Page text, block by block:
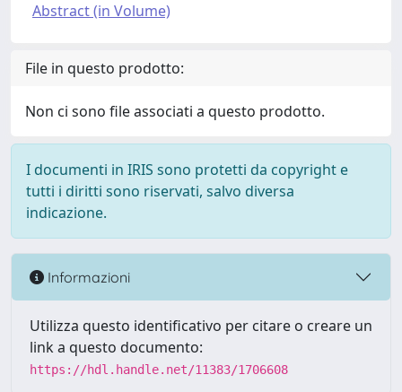
Abstract (in Volume)
File in questo prodotto:
Non ci sono file associati a questo prodotto.
I documenti in IRIS sono protetti da copyright e
tutti i diritti sono riservati, salvo diversa
indicazione.
Informazioni
Utilizza questo identificativo per citare o creare un
link a questo documento:
https://hdl.handle.net/11383/1706608